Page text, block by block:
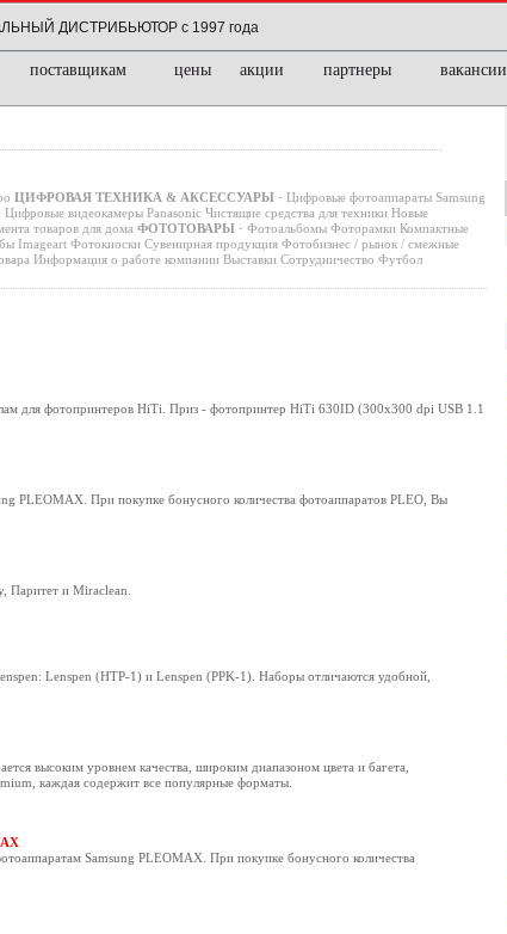
ДИСТРИБЬЮТОР с 1997 года
поставщикам цены акции партнеры вакансии
ЦИФРОВАЯ ТЕХНИКА & АКСЕССУАРЫ · Цифровые фотоаппараты Samsung
Цифровые видеокамеры Panasonic Чистящие средства для техники Новые
товаров для дома ФОТОТОВАРЫ · Фотоальбомы Фоторамки Компактные
Imageart Фотокиоски Сувенирная продукция Фотобизнес / рынок / смежные
Информация о работе компании Выставки Сотрудничество Футбол
для фотопринтеров HiTi. Приз - фотопринтер HiTi 630ID (300x300 dpi USB 1.1
PLEOMAX. При покупке бонусного количества фотоаппаратов PLEO, Вы
Паритет и Miraclean.
Lenspen (HTP-1) и Lenspen (PPK-1). Наборы отличаются удобной,
высоким уровнем качества, широким диапазоном цвета и багета,
каждая содержит все популярные форматы.
Samsung PLEOMAX. При покупке бонусного количества